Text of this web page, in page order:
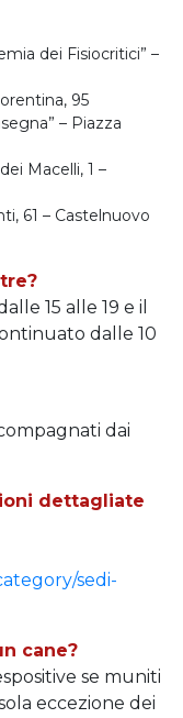
dei Fisiocritici” –
95
– Piazza
Macelli, 1 –
61 – Castelnuovo
15 alle 19 e il
dalle 10
dai
dettagliate
sedi-
cane?
se muniti
eccezione dei